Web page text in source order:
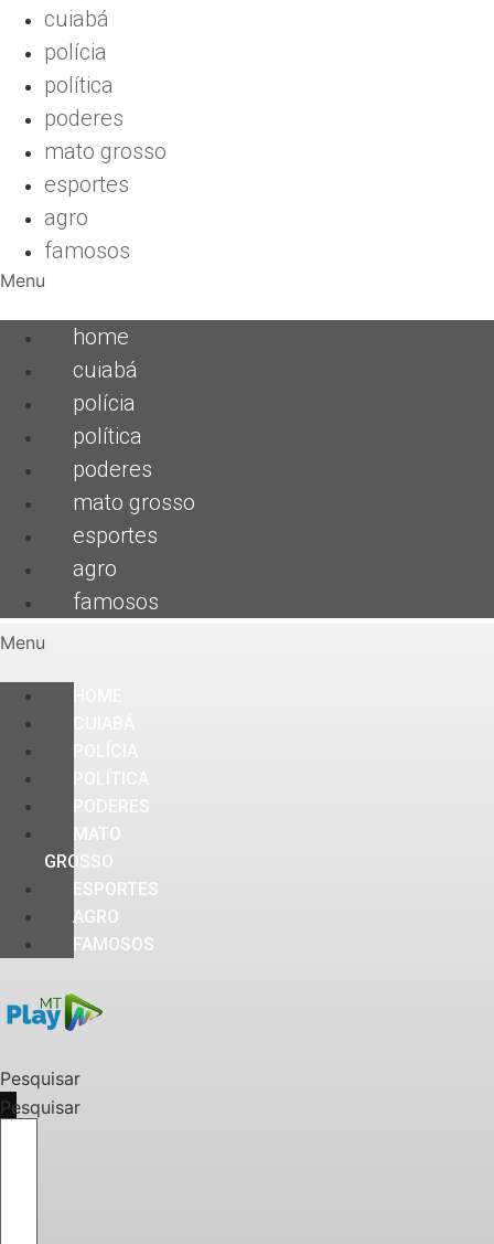
cuiabá
polícia
política
poderes
mato grosso
esportes
agro
famosos
Menu
home
cuiabá
polícia
política
poderes
mato grosso
esportes
agro
famosos
Menu
PODERES
MATO
GROSSO
ESPORTES
AGRO
FAMOSOS
Pesquisar
Pesquisar